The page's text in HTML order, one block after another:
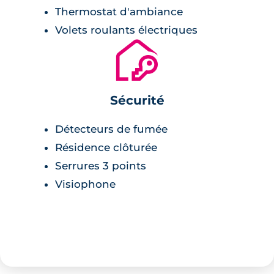
est clôturé, et des visiophones sont installés
aux entrées piétonnes. Chaque bâtiment
dispose d’un ascenseur, ainsi que d’une boîte
Thermostat d'ambiance
Volets roulants électriques
🔐
Sécurité
Détecteurs de fumée
Résidence clôturée
Serrures 3 points
Visiophone